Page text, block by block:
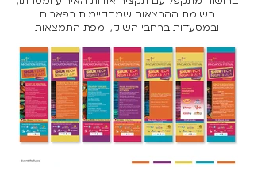
רשימת ההרצאות שמתקיימות בפאבים
ובמסעדות ברחבי השוק, ומפת התמצאות
event and its purpose, list of lectures taking
place in pubs and restaurants throughout the
market, and an orientation map.